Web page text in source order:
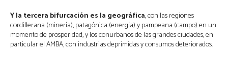
Y la tercera bifurcación es la geográfica, con las regiones
cordillerana (minería), patagónica (energía) y pampeana (campo) en un
momento de prosperidad, y los conurbanos de las grandes ciudades, en
particular el AMBA, con industrias deprimidas y consumos deteriorados.